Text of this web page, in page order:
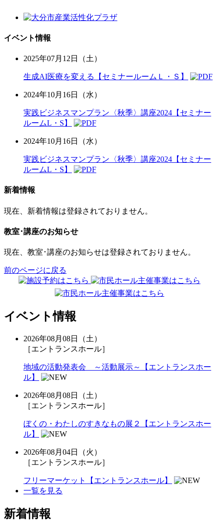
イベント情報
2025年07月12日（土）
生成AI医療を変える【セミナールームＬ・Ｓ】
2024年10月16日（水）
実践ビジネスマンプラン〈秋季〉講座2024【セミナー
ルームL・S】
2024年10月16日（水）
実践ビジネスマンプラン〈秋季〉講座2024【セミナー
ルームL・S】
新着情報
現在、新着情報は登録されておりません。
教室･講座のお知らせ
現在、教室･講座のお知らせは登録されておりません。
前のページに戻る
イベント情報
2026年08月08日（土）
［エントランスホール］
地域の活動発表会 ～活動展示～【エントランスホー
ル】
2026年08月08日（土）
［エントランスホール］
ぼくの・わたしのすきなもの展２【エントランスホー
ル】
2026年08月04日（火）
［エントランスホール］
フリーマーケット【エントランスホール】
一覧を見る
新着情報